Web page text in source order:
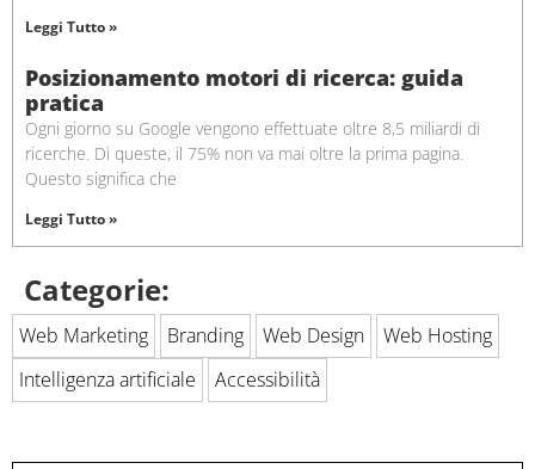
Leggi Tutto »
Posizionamento motori di ricerca: guida
pratica
Ogni giorno su Google vengono effettuate oltre 8,5 miliardi di
ricerche. Di queste, il 75% non va mai oltre la prima pagina.
Questo significa che
Leggi Tutto »
Categorie:
Web Marketing Branding Web Design
Web Hosting
Intelligenza artificiale
Accessibilità